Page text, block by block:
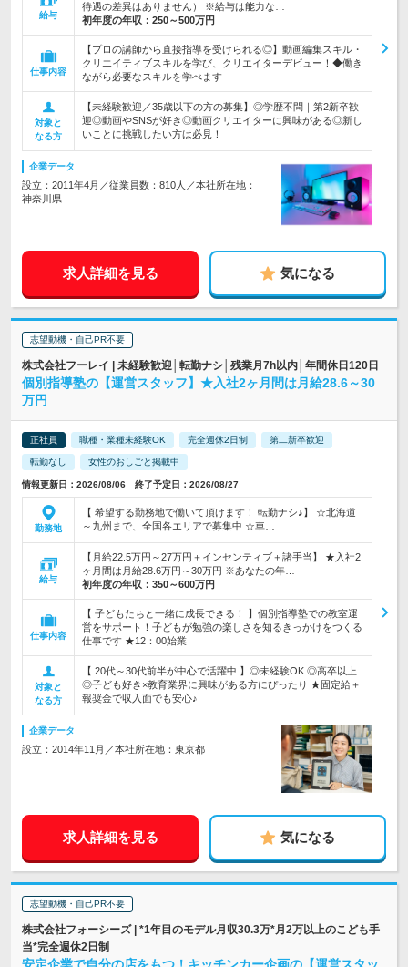
給与
待遇の差異はありません） ※給与は能力な…
初年度の年収： 250～500万円
仕事内容
【プロの講師から直接指導を受けられる◎】動画編集スキル・
クリエイティブスキルを学び、クリエイターデビュー！◆働き
ながら必要なスキルを学べます
対象と
なる方
【未経験歓迎／35歳以下の方の募集】◎学歴不問｜第2新卒歓
迎◎動画やSNSが好き◎動画クリエイターに興味がある◎新し
いことに挑戦したい方は必見！
企業データ
設立：2011年4月／従業員数：810人／本社所在地：
神奈川県
求人詳細を見る 気になる
志望動機・自己PR不要
株式会社フーレイ | 未経験歓迎│転勤ナシ│残業月7h以内│年間休日120日
個別指導塾の【運営スタッフ】★入社2ヶ月間は月給28.6～30
万円
正社員 職種・業種未経験OK 完全週休2日制 第二新卒歓迎
転勤なし 女性のおしごと掲載中
情報更新日：2026/08/06 終了予定日：2026/08/27
勤務地
【 希望する勤務地で働いて頂けます！ 転勤ナシ♪】 ☆北海道
～九州まで、全国各エリアで募集中 ☆車…
給与
【月給22.5万円～27万円＋インセンティブ＋諸手当】 ★入社2
ヶ月間は月給28.6万円～30万円 ※あなたの年…
初年度の年収： 350～600万円
仕事内容
【 子どもたちと一緒に成長できる！ 】個別指導塾での教室運
営をサポート！子どもが勉強の楽しさを知るきっかけをつくる
仕事です ★12：00始業
対象と
なる方
【 20代～30代前半が中心で活躍中 】◎未経験OK ◎高卒以上
◎子ども好き×教育業界に興味がある方にぴったり ★固定給＋
報奨金で収入面でも安心♪
企業データ
設立：2014年11月／本社所在地：東京都
求人詳細を見る 気になる
志望動機・自己PR不要
株式会社フォーシーズ | *1年目のモデル月収30.3万*月2万以上のこども手
当*完全週休2日制